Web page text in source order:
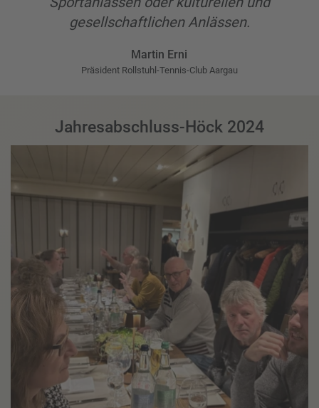
gesellschaftlichen Anlässen.
Martin Erni
Präsident Rollstuhl-Tennis-Club Aargau
Jahresabschluss-Höck 2024